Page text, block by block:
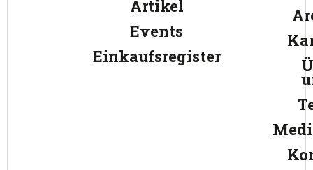
Artikel
Events
Einkaufsregister